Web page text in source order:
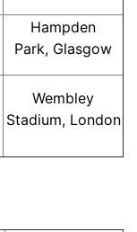
Hampden
Park, Glasgow
Wembley
Stadium, London